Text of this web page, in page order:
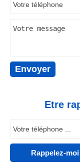
Etre